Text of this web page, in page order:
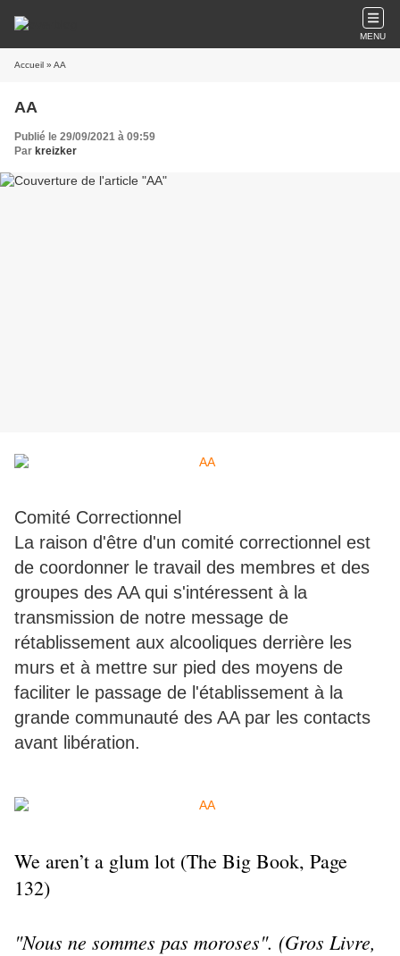
MENU
Accueil » AA
AA
Publié le 29/09/2021 à 09:59
Par kreizker
Comité Correctionnel
La raison d'être d'un comité correctionnel est
de coordonner le travail des membres et des
groupes des AA qui s'intéressent à la
transmission de notre message de
rétablissement aux alcooliques derrière les
murs et à mettre sur pied des moyens de
faciliter le passage de l'établissement à la
grande communauté des AA par les contacts
avant libération.
We aren’t a glum lot (The Big Book, Page
132)
"Nous ne sommes pas moroses". (Gros Livre,